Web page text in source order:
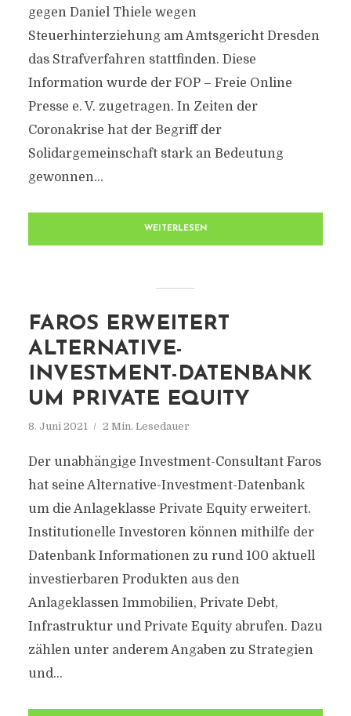
gegen Daniel Thiele wegen
Steuerhinterziehung am Amtsgericht Dresden
das Strafverfahren stattfinden. Diese
Information wurde der FOP – Freie Online
Presse e. V. zugetragen. In Zeiten der
Coronakrise hat der Begriff der
Solidargemeinschaft stark an Bedeutung
gewonnen...
WEITERLESEN
FAROS ERWEITERT
ALTERNATIVE-
INVESTMENT-DATENBANK
UM PRIVATE EQUITY
8. Juni 2021 2 Min. Lesedauer
Der unabhängige Investment-Consultant Faros
hat seine Alternative-Investment-Datenbank
um die Anlageklasse Private Equity erweitert.
Institutionelle Investoren können mithilfe der
Datenbank Informationen zu rund 100 aktuell
investierbaren Produkten aus den
Anlageklassen Immobilien, Private Debt,
Infrastruktur und Private Equity abrufen. Dazu
zählen unter anderem Angaben zu Strategien
und...